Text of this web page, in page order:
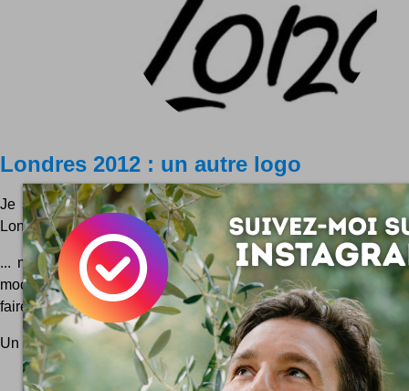
Londres 2012 : un autre logo
Je sais pas si vous avez déjà vu le logo officiel des Jeux
Londres 2012 ...
... mais en tous les cas c'est pas ici que je vais vous le
moche :) Bref vous pouvez faire des recherches sur Google
faire piquer les yeux si vous y tenez vraiment. Et...
Un plan #Londres à me conseiller ?Contact!